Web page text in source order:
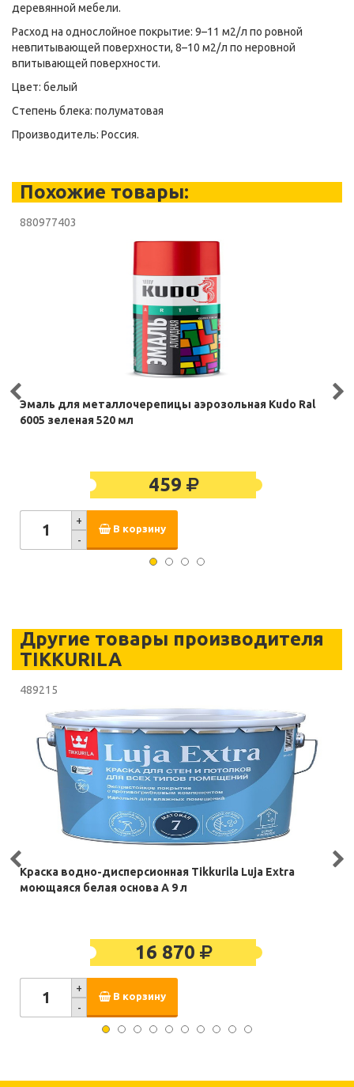
деревянной мебели.
Расход на однослойное покрытие: 9–11 м2/л по ровной
невпитывающей поверхности, 8–10 м2/л по неровной
впитывающей поверхности.
Цвет: белый
Степень блека: полуматовая
Производитель: Россия.
Похожие товары:
880977403
Эмаль для металлочерепицы аэрозольная Kudo Ral
6005 зеленая 520 мл
459
+
-
В корзину
Другие товары производителя
TIKKURILA
489215
Краска водно-дисперсионная Tikkurila Luja Extra
моющаяся белая основа А 9 л
16 870
+
-
В корзину